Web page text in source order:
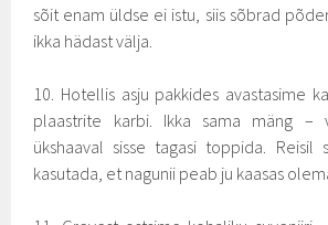
sõit enam üldse ei istu, siis sõbrad
ikka hädast välja.
10. Hotellis asju pakkides avastasime
plaastrite karbi. Ikka sama mäng –
ükshaaval sisse tagasi toppida. Reisil
kasutada, et nagunii peab ju kaasas